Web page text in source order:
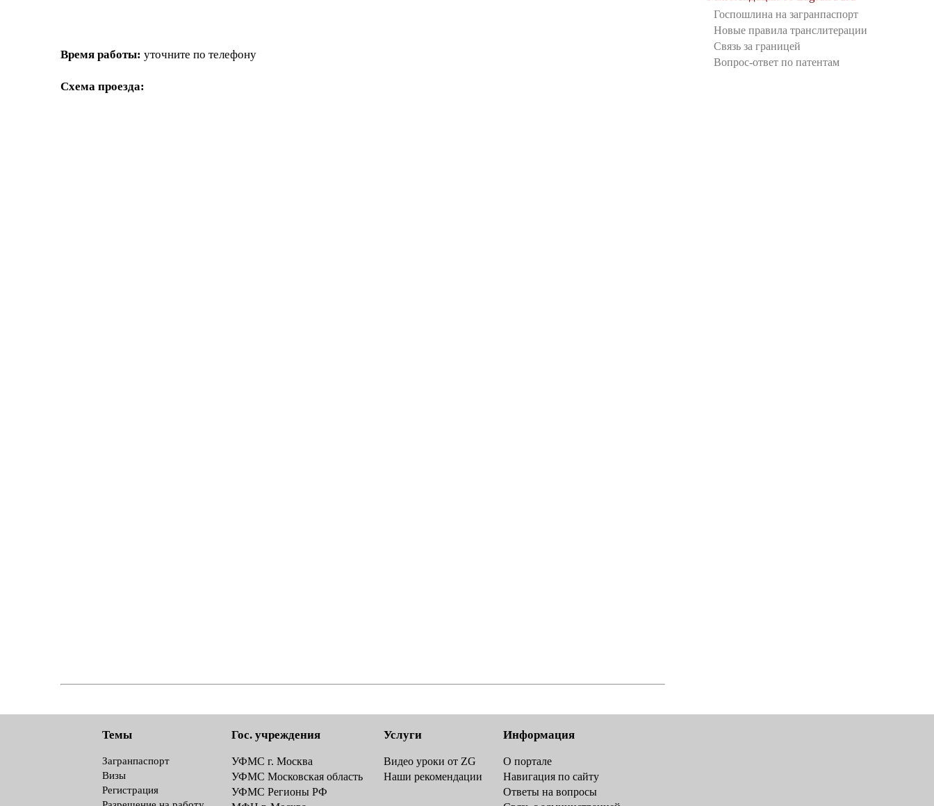
Время работы: уточните по телефону
Схема проезда:
Госпошлина на загранпаспорт
Новые правила транслитерации
Связь за границей
Вопрос-ответ по патентам
Темы
Загранпаспорт
Визы
Регистрация
Гос. учреждения
УФМС г. Москва
УФМС Московская область
УФМС Регионы РФ
Услуги
Видео уроки от ZG
Наши рекомендации
Информация
О портале
Навигация по сайту
Ответы на вопросы